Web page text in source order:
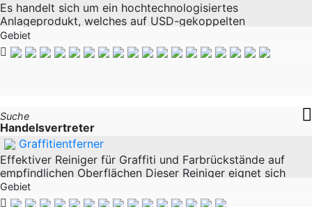
Es handelt sich um ein hochtechnologisiertes
Anlageprodukt, welches auf USD-gekoppelten
Stabilwährungen basiert und Kunden auf sicherem Weg
17% APR ermöglicht. Über eine Webplatform können sich
Gebiet
Suche
Handelsvertreter
Graffitientferner
Effektiver Reiniger für Graffiti und Farbrückstände auf
empfindlichen Oberflächen Dieser Reiniger eignet sich
hervorragend zur Entfernung von Graffiti und
Farbschmierereien auf Kunststoff-, Glas-
Gebiet